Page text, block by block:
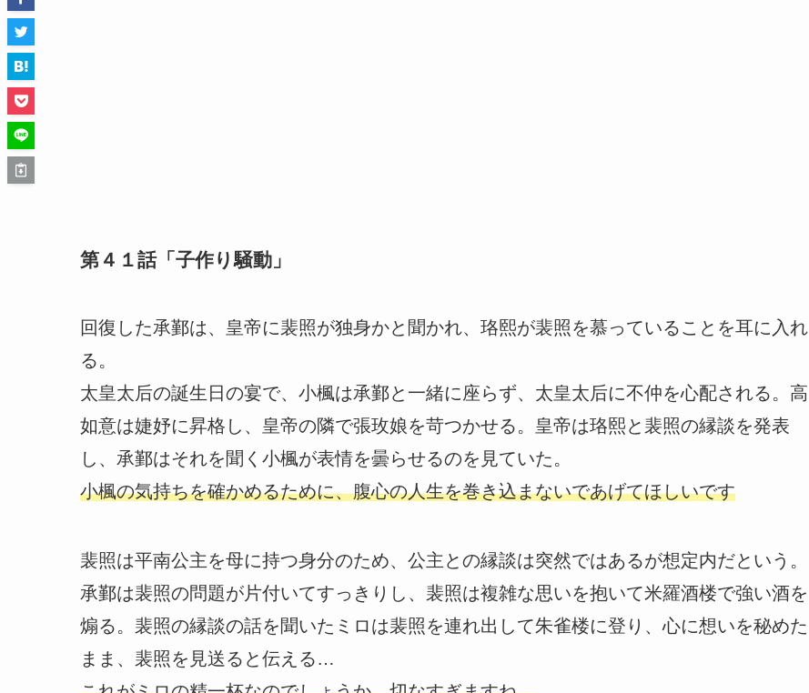
第４１話「子作り騒動」
回復した承鄞は、皇帝に裴照が独身かと聞かれ、珞熙が裴照を慕っていることを耳に入れ
る。
太皇太后の誕生日の宴で、小楓は承鄞と一緒に座らず、太皇太后に不仲を心配される。高
如意は婕妤に昇格し、皇帝の隣で張玫娘を苛つかせる。皇帝は珞熙と裴照の縁談を発表
し、承鄞はそれを聞く小楓が表情を曇らせるのを見ていた。
小楓の気持ちを確かめるために、腹心の人生を巻き込まないであげてほしいです
裴照は平南公主を母に持つ身分のため、公主との縁談は突然ではあるが想定内だという。
承鄞は裴照の問題が片付いてすっきりし、裴照は複雑な思いを抱いて米羅酒楼で強い酒を
煽る。裴照の縁談の話を聞いたミロは裴照を連れ出して朱雀楼に登り、心に想いを秘めた
まま、裴照を見送ると伝える…